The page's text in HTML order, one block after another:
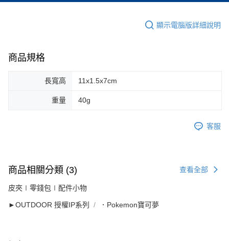
顯示電腦版詳細說明
商品規格
長寬高 11x1.5x7cm
重量 40g
客服
商品相關分類 (3) 查看全部
皮夾∣零錢包∣配件小物
►OUTDOOR 授權IP系列 ．Pokemon寶可夢